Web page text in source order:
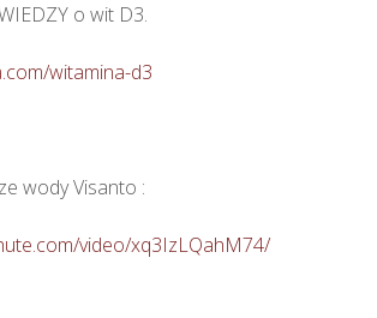
o wit D3.
witamina-d3
wody Visanto :
video/xq3IzLQahM74/